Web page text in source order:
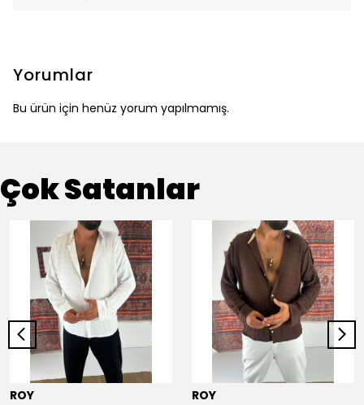
Yorumlar
Bu ürün için henüz yorum yapılmamış.
Çok Satanlar
ROY ROY